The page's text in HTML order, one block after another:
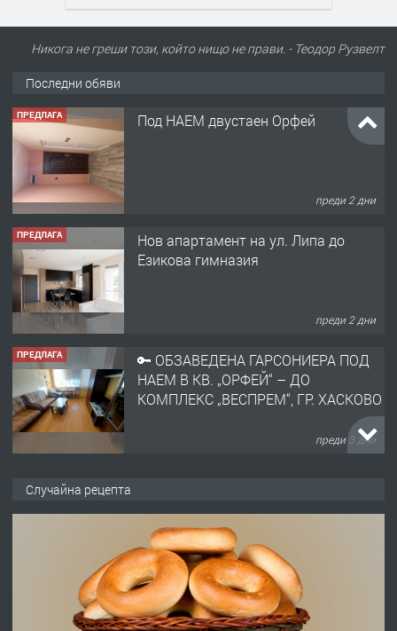
Никога не греши този, който нищо не прави. - Теодор Рузвелт
Последни обяви
ПРЕДЛАГА Под НАЕМ двустаен Орфей
преди 2 дни
ПРЕДЛАГА
Нов апартамент на ул. Липа до
Езикова гимназия
преди 2 дни
ПРЕДЛАГА
🔑 ОБЗАВЕДЕНА ГАРСОНИЕРА ПОД
НАЕМ В КВ. „ОРФЕЙ“ – ДО
КОМПЛЕКС „ВЕСПРЕМ“, ГР. ХАСКОВО
преди 3 дни
АПАРТАМЕНТ В ЦЕНТЪРА НА ГР.
ХАСКОВО
Давам гараж под наем
Случайна рецепта